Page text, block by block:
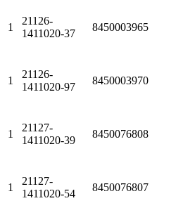
1
21126-
1411020-37
8450003965
1
21126-
1411020-97
8450003970
1
21127-
1411020-39
8450076808
1
21127-
1411020-54
8450076807